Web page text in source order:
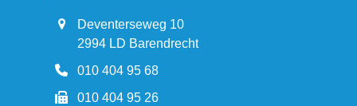
Deventerseweg 10
2994 LD Barendrecht
010 404 95 68
010 404 95 26